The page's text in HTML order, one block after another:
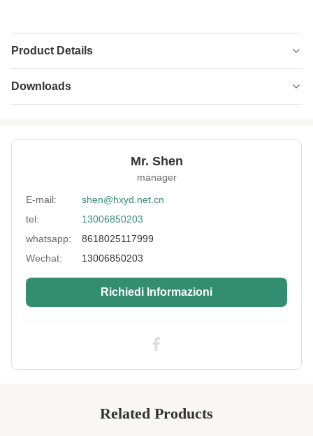
Product Details
Material:
Size: XS-XL
High Light: Stivali impermeabili
Stivali da bagno Taslan
Downloads
Mr. Shen
manager
E-mail:
shen@hxyd.net.cn
tel:
13006850203
whatsapp:
8618025117999
Wechat:
13006850203
Richiedi Informazioni
Related Products